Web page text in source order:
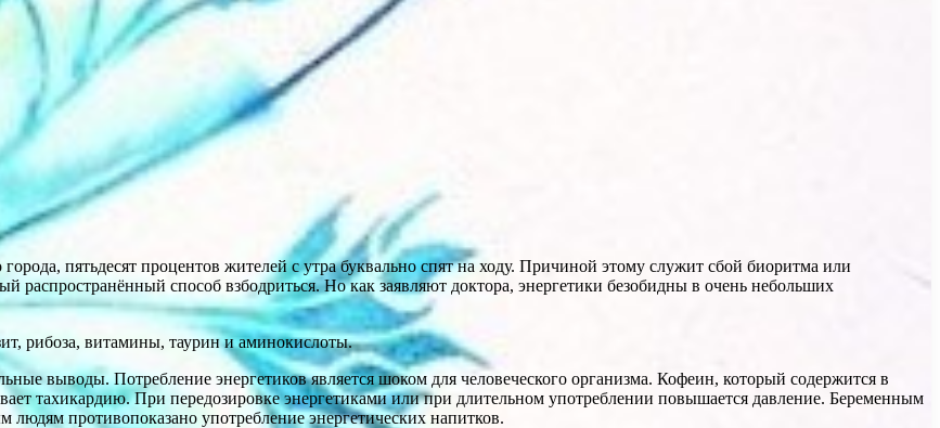
пятьдесят процентов жителей с утра буквально спят на ходу. Причиной этому служит сбой биоритма или
распространённый способ взбодриться. Но как заявляют доктора, энергетики безобидны в очень небольших
рибоза, витамины, таурин и аминокислоты.
выводы. Потребление энергетиков является шоком для человеческого организма. Кофеин, который содержится в
тахикардию. При передозировке энергетиками или при длительном употреблении повышается давление. Беременным
противопоказано употребление энергетических напитков.